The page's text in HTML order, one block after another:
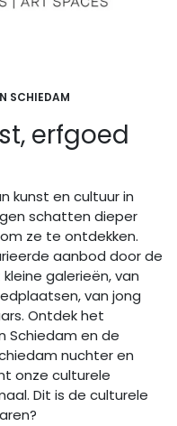
SCHIEDAM
erfgoed
kunst en cultuur in
schatten dieper
ze te ontdekken.
aanbod door de
galerieën, van
van jong
Ontdek het
Schiedam en de
nuchter en
onze culturele
Dit is de culturele